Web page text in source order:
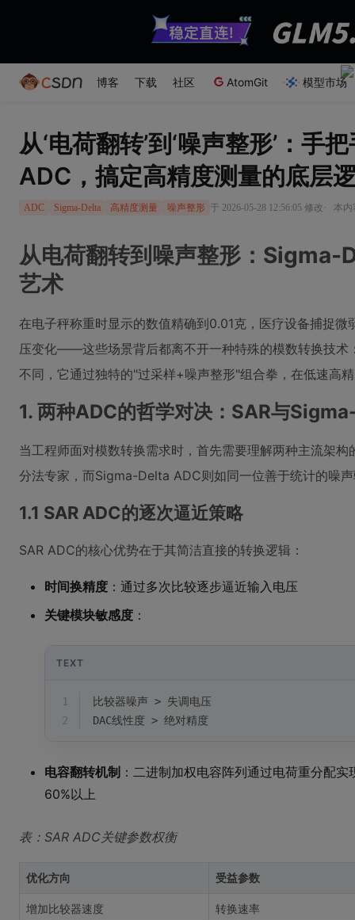
博客 下载 社区 AtomGit 模型市场
从‘电荷翻转’到‘噪声整形’：
ADC，搞定高精度测量的底层
ADC Sigma-Delta 高精度测量 噪声整形 于 2026-05-28 12:56:05 修改 · 本内
从电荷翻转到噪声整形：Sigma-
艺术
在电子秤称重时显示的数值精确到0.01克，医疗设备捕捉
压变化——这些场景背后都离不开一种特殊的模数转换技
不同，它通过独特的"过采样+噪声整形"组合拳，在低速高
1. 两种ADC的哲学对决：SAR与
当工程师面对模数转换需求时，首先需要理解两种主流架
分法专家，而Sigma-Delta ADC则如同一位善于统计的噪
1.1 SAR ADC的逐次逼近策略
SAR ADC的核心优势在于其简洁直接的转换逻辑：
时间换精度 ：通过多次比较逐步逼近输入电压
关键模块敏感度 ：
TEXT
1
比较器噪声 > 失调电压
2
DAC线性度 > 绝对精度
电容翻转机制 ：二进制加权电容阵列通过电荷重分配
60%以上
表：SAR ADC关键参数权衡
优化方向 受益参数
增加比较器速度 转换速率